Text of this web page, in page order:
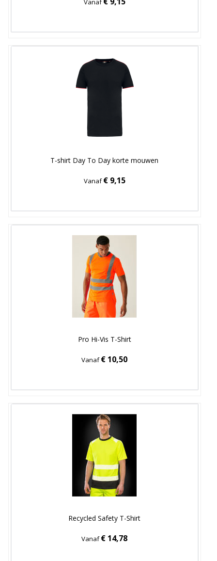
Vanaf
T-shirt Day To Day korte mouwen
Vanaf€ 9,15
Pro Hi-Vis T-Shirt
Vanaf€ 10,50
Recycled Safety T-Shirt
Vanaf€ 14,78